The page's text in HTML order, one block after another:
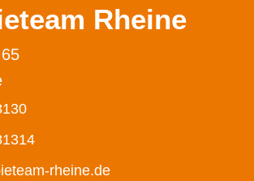
Rheine
rheine.de